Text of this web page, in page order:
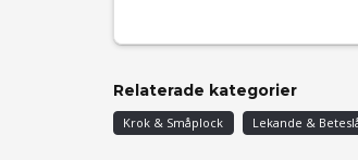
Relaterade kategorier
Krok & Småplock Lekande &